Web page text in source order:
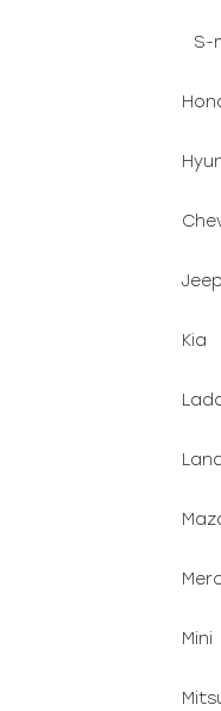
S-
Jeep
Kia
Mini